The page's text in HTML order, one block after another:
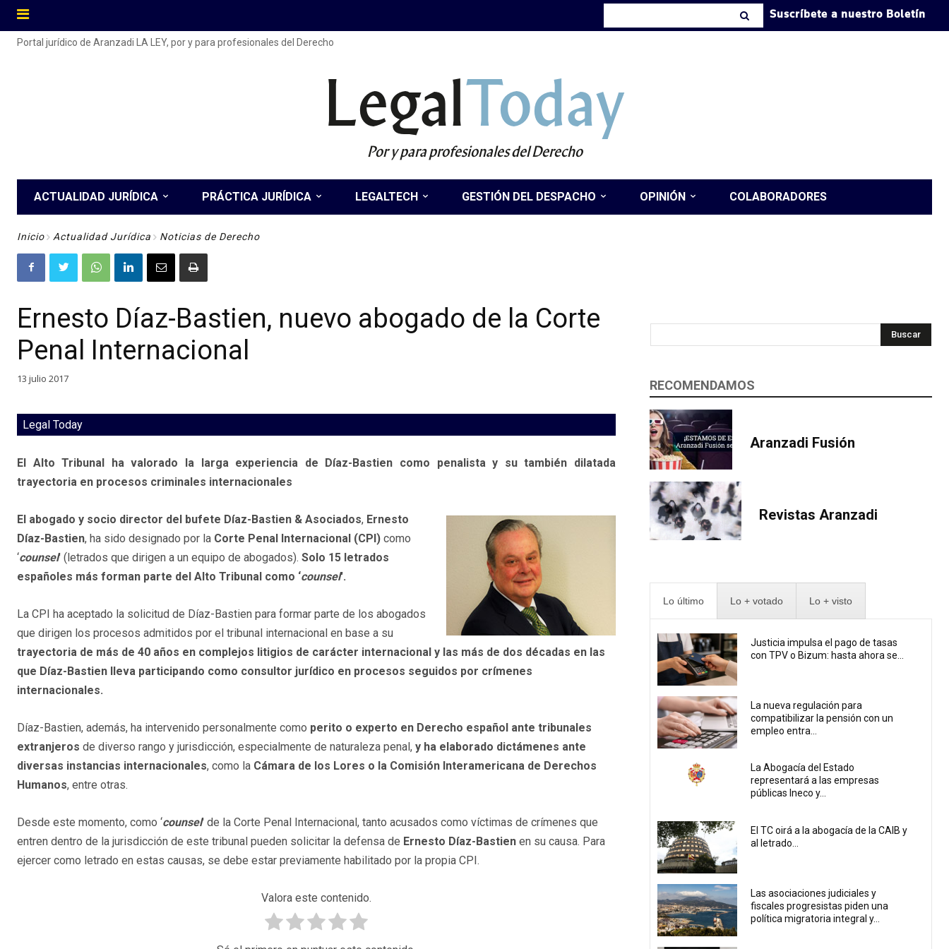
Suscríbete a nuestro Boletín
Portal jurídico de Aranzadi LA LEY, por y para profesionales del Derecho
LegalToday
Por y para profesionales del Derecho
ACTUALIDAD JURÍDICA PRÁCTICA JURÍDICA LEGALTECH GESTIÓN DEL DESPACHO OPINIÓN COLABORADORES
Inicio Actualidad Jurídica Noticias de Derecho
Ernesto Díaz-Bastien, nuevo abogado de la Corte
Penal Internacional
13 julio 2017
Legal Today
El Alto Tribunal ha valorado la larga experiencia de Díaz-Bastien como penalista y su también dilatada
trayectoria en procesos criminales internacionales
El abogado y socio director del bufete Díaz-Bastien & Asociados, Ernesto
Díaz-Bastien, ha sido designado por la Corte Penal Internacional (CPI) como
‘counsel' (letrados que dirigen a un equipo de abogados). Solo 15 letrados
españoles más forman parte del Alto Tribunal como ‘counsel'.
La CPI ha aceptado la solicitud de Díaz-Bastien para formar parte de los abogados
que dirigen los procesos admitidos por el tribunal internacional en base a su
trayectoria de más de 40 años en complejos litigios de carácter internacional y las más de dos décadas en las
que Díaz-Bastien lleva participando como consultor jurídico en procesos seguidos por crímenes
internacionales.
Díaz-Bastien, además, ha intervenido personalmente como perito o experto en Derecho español ante tribunales
extranjeros de diverso rango y jurisdicción, especialmente de naturaleza penal, y ha elaborado dictámenes ante
diversas instancias internacionales, como la Cámara de los Lores o la Comisión Interamericana de Derechos
Humanos, entre otras.
Desde este momento, como ‘counsel' de la Corte Penal Internacional, tanto acusados como víctimas de crímenes que
entren dentro de la jurisdicción de este tribunal pueden solicitar la defensa de Ernesto Díaz-Bastien en su causa. Para
ejercer como letrado en estas causas, se debe estar previamente habilitado por la propia CPI.
Valora este contenido.
Buscar
RECOMENDAMOS
Aranzadi Fusión
Revistas Aranzadi
Lo último Lo + votado Lo + visto
Justicia impulsa el pago de tasas
con TPV o Bizum: hasta ahora se...
La nueva regulación para
compatibilizar la pensión con un
empleo entra...
La Abogacía del Estado
representará a las empresas
públicas Ineco y...
El TC oirá a la abogacía de la CAIB y
al letrado...
Las asociaciones judiciales y
fiscales progresistas piden una
política migratoria integral y...